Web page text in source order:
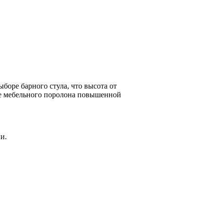
барного стула, что высота от
мебельного поролона повышенной